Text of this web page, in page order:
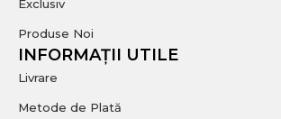
Exclusiv
Produse Noi
INFORMAȚII UTILE
Livrare
Metode de Plată